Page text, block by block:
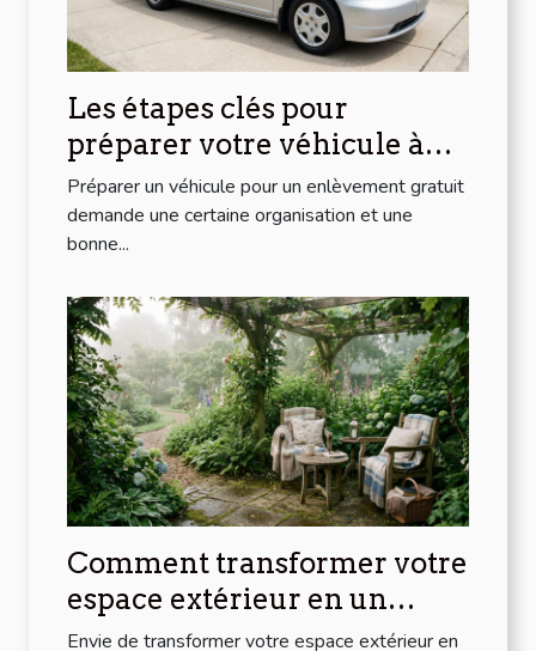
Les étapes clés pour
préparer votre véhicule à
l'enlèvement gratuit
Préparer un véhicule pour un enlèvement gratuit
demande une certaine organisation et une
bonne...
Comment transformer votre
espace extérieur en un
havre de paix ?
Envie de transformer votre espace extérieur en